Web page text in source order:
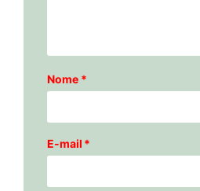
Nome *
E-mail *